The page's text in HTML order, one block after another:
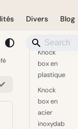
Divers Blog
Knock
box en
plastique
Knock
box en
acier
inoxydab